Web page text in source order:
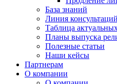
База знаний
Линия консультаций
Таблица
Планы выпуска
Полезные статьи
Наши кейсы
Партнерам
О компании